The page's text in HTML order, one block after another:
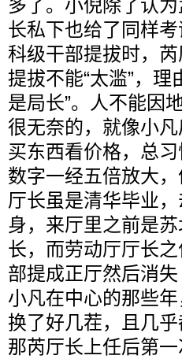
多了。小倪除了认为
长私下也给了同样
科级干部提拔时，
提拔不能“太滥”，理
是局长”。人不能因
很无奈的，就像小凡
买东西看价格，总习
数字一经五倍放大
厅长虽是清华毕业
身，来厅里之前是
长，而劳动厅厅长
部提成正厅然后消失
小凡在中心的那些
换了好几茬，且几乎
那芮厅长上任后第